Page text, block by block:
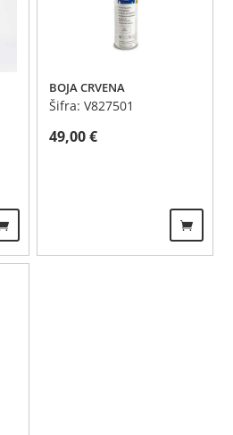
BOJA CRVENA
Šifra: V827501
49,00€